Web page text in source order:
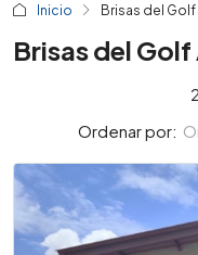
Inicio Brisas del Golf
Brisas del
Ordenar por: